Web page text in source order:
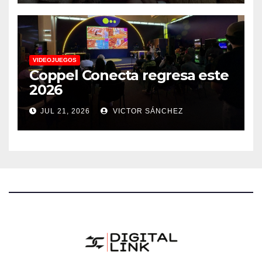
todos los gustos
VIDEOJUEGOS
Coppel Conecta regresa este
2026
JUL 21, 2026 VICTOR SÁNCHEZ